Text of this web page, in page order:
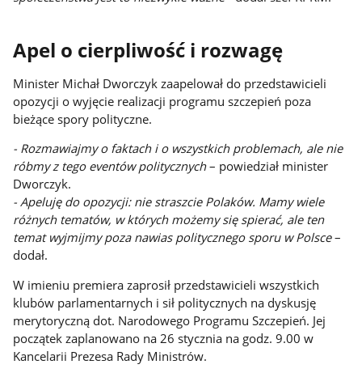
Apel o cierpliwość i rozwagę
Minister Michał Dworczyk zaapelował do przedstawicieli
opozycji o wyjęcie realizacji programu szczepień poza
bieżące spory polityczne.
- Rozmawiajmy o faktach i o wszystkich problemach, ale nie
róbmy z tego eventów politycznych– powiedział minister
Dworczyk.
- Apeluję do opozycji: nie straszcie Polaków. Mamy wiele
różnych tematów, w których możemy się spierać, ale ten
temat wyjmijmy poza nawias politycznego sporu w Polsce–
dodał.
W imieniu premiera zaprosił przedstawicieli wszystkich
klubów parlamentarnych i sił politycznych na dyskusję
merytoryczną dot. Narodowego Programu Szczepień. Jej
początek zaplanowano na 26 stycznia na godz. 9.00 w
Kancelarii Prezesa Rady Ministrów.